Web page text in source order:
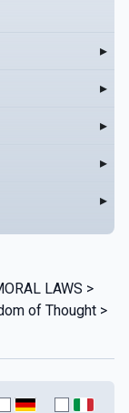
▸
▸
▸
▸
▸
LAWS >
of Thought >